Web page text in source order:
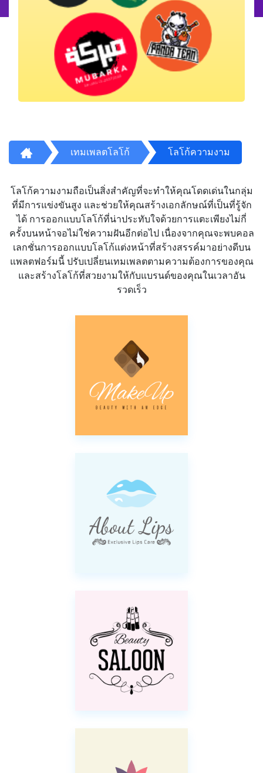
เทมเพลตโลโก้ โลโก้ความงาม
โลโก้ความงามถือเป็นสิ่งสำคัญที่จะทำให้คุณโดดเด่นในกลุ่ม
ที่มีการแข่งขันสูง และช่วยให้คุณสร้างเอกลักษณ์ที่เป็นที่รู้จัก
ได้ การออกแบบโลโก้ที่น่าประทับใจด้วยการแตะเพียงไม่กี่
ครั้งบนหน้าจอไม่ใช่ความฝันอีกต่อไป เนื่องจากคุณจะพบคอล
เลกชั่นการออกแบบโลโก้แต่งหน้าที่สร้างสรรค์มาอย่างดีบน
แพลตฟอร์มนี้ ปรับเปลี่ยนเทมเพลตตามความต้องการของคุณ
และสร้างโลโก้ที่สวยงามให้กับแบรนด์ของคุณในเวลาอัน
รวดเร็ว